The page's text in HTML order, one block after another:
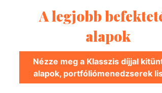
A legjobb
alapok
Nézze meg a Klasszis díjjal
alapok, portfóliómenedzserek